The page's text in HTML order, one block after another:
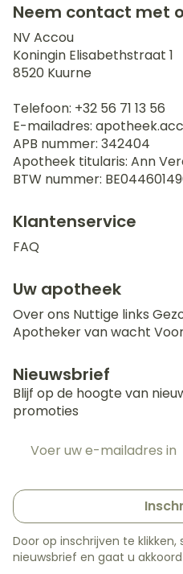
Neem contact met
NV Accou
Koningin Elisabethstraat 1
8520 Kuurne
Telefoon: +32 56 71 13 56
E-mailadres:
APB nummer: 342404
Apotheek titularis: Ann
BTW nummer:
Klantenservice
FAQ
Uw apotheek
Over ons Nuttige links
Apotheker van wacht
Nieuwsbrief
Blijf op de hoogte van
promoties
Door op inschrijven te
nieuwsbrief en gaat u